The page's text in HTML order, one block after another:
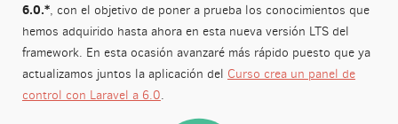
6.0.*, con el objetivo de poner a prueba los conocimientos que
hemos adquirido hasta ahora en esta nueva versión LTS del
framework. En esta ocasión avanzaré más rápido puesto que ya
actualizamos juntos la aplicación del Curso crea un panel de
control con Laravel a 6.0.